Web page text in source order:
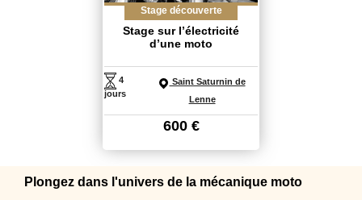
Stage découverte
Stage sur l’électricité
d’une moto
4
jours
Saint Saturnin de
Lenne
600 €
Plongez dans l'univers de la mécanique moto